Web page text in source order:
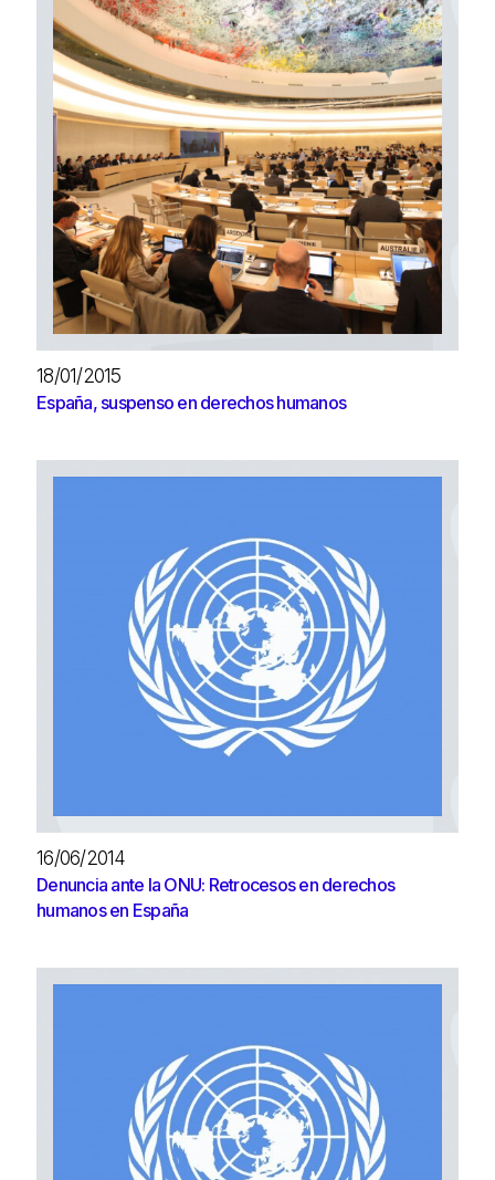
18/01/2015
España, suspenso en derechos humanos
16/06/2014
Denuncia ante la ONU: Retrocesos en derechos
humanos en España